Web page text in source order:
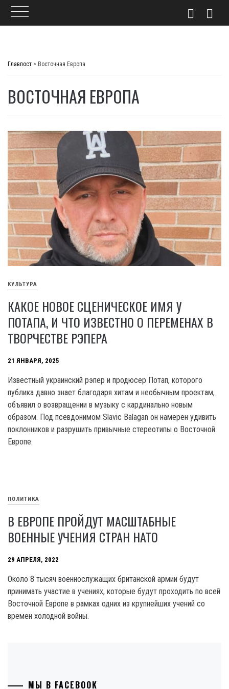
Главпост > Восточная Европа
ВОСТОЧНАЯ ЕВРОПА
КУЛЬТУРА
КАКОЕ НОВОЕ СЦЕНИЧЕСКОЕ ИМЯ У
ПОТАПА, И ЧТО ИЗВЕСТНО О ПЕРЕМЕНАХ В
ТВОРЧЕСТВЕ РЭПЕРА
21 ЯНВАРЯ, 2025
Известный украинский рэпер и продюсер Потап, которого
публика давно знает благодаря хитам и необычным проектам,
объявил о возвращении в музыку с кардинально новым
образом. Под псевдонимом Slavic Balagan он намерен удивить
поклонников и разрушить привычные стереотипы о Восточной
Европе.
ПОЛИТИКА
В ЕВРОПЕ ПРОЙДУТ МАСШТАБНЫЕ
ВОЕННЫЕ УЧЕНИЯ СТРАН НАТО
29 АПРЕЛЯ, 2022
Около 8 тысяч военнослужащих британской армии будут
принимать участие в учениях, которые будут проходить по всей
Восточной Европе в рамках одних из крупнейших учений со
времен холодной войны.
МЫ В FACEBOOK